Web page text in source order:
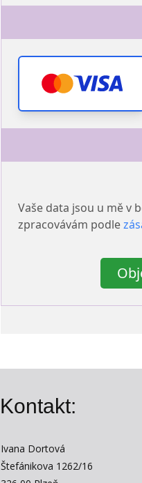
Vaše data jsou u mě v
zpracovávám podle
Kontakt:
Ivana Dortová
Štefánikova 1262/16